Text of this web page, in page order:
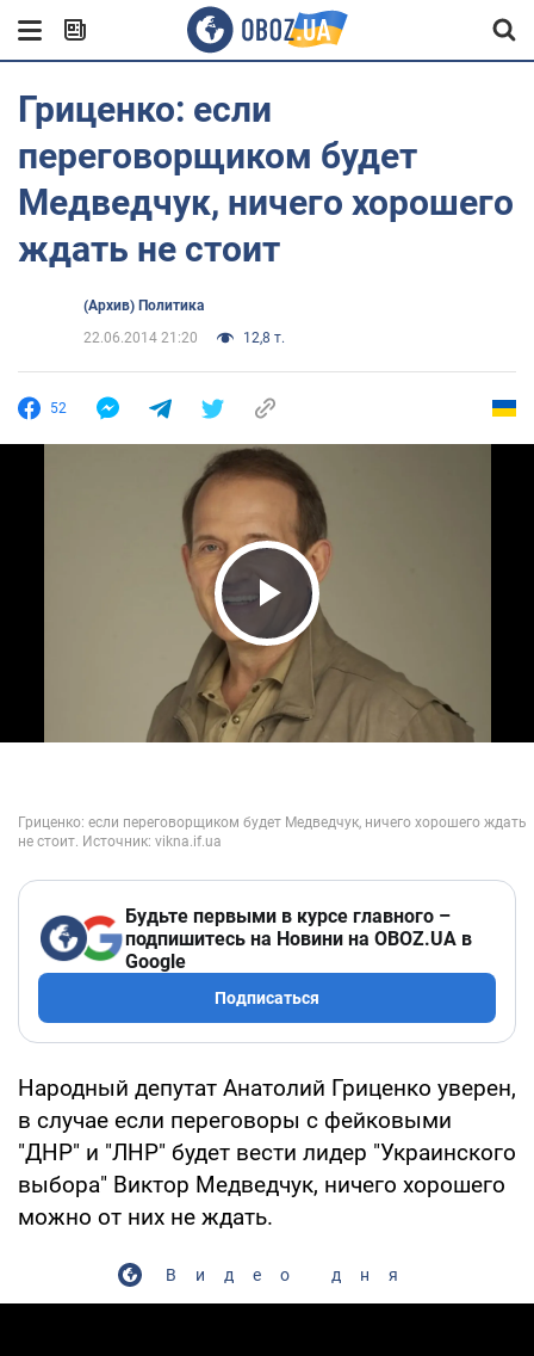
Гриценко: если
переговорщиком будет
Медведчук, ничего хорошего
ждать не стоит
(Архив) Политика
22.06.2014 21:20
12,8 т.
52
Play Video
Будьте первыми в курсе главного –
подпишитесь на Новини на OBOZ.UA в
Google
Подписаться
Народный депутат Анатолий Гриценко уверен,
в случае если переговоры с фейковыми
"ДНР" и "ЛНР" будет вести лидер "Украинского
выбора" Виктор Медведчук, ничего хорошего
можно от них не ждать.
Видео дня